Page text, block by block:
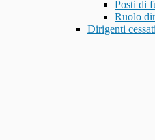
Posti di
Ruolo
Dirigenti cessati